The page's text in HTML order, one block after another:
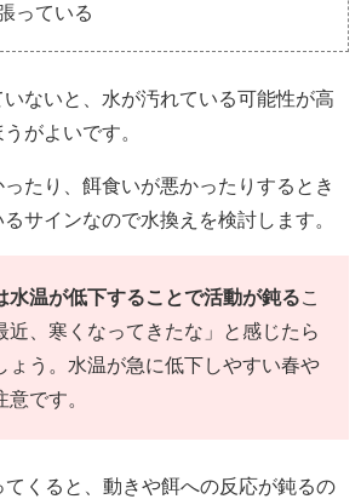
っている
ないと、水が汚れている可能性が高
がよいです。
ったり、餌食いが悪かったりするとき
サインなので水換えを検討します。
水温が低下することで活動が鈍る こ
近、寒くなってきたな」と感じたら
ょう。水温が急に低下しやすい春や
です。
くると、動きや餌への反応が鈍るの